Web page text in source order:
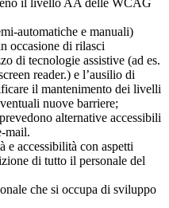
automatiche e manuali)
occasione di rilasci
di tecnologie assistive (ad es.
reader.) e l’ausilio di
il mantenimento dei livelli
nuove barriere;
alternative accessibili
mail.
accessibilità con aspetti
di tutto il personale del
che si occupa di sviluppo